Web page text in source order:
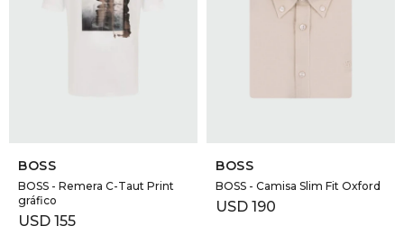
BOSS
BOSS - Remera C-Taut Print
gráfico
USD 155
BOSS
BOSS - Camisa Slim Fit Oxford
USD 190